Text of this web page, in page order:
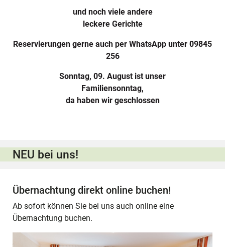
und noch viele andere
leckere Gerichte
Reservierungen gerne auch per WhatsApp unter 09845
256
Sonntag, 09. August ist unser
Familiensonntag,
da haben wir geschlossen
NEU bei uns!
Übernachtung direkt online buchen!
Ab sofort können Sie bei uns auch online eine
Übernachtung buchen.